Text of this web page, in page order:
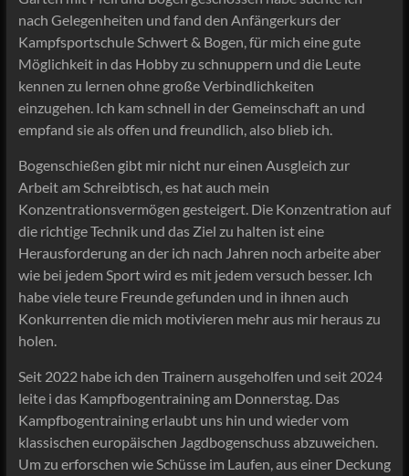
nach Gelegenheiten und fand den Anfängerkurs der
Kampfsportschule Schwert & Bogen, für mich eine gute
Möglichkeit in das Hobby zu schnuppern und die Leute
kennen zu lernen ohne große Verbindlichkeiten
einzugehen. Ich kam schnell in der Gemeinschaft an und
empfand sie als offen und freundlich, also blieb ich.
Bogenschießen gibt mir nicht nur einen Ausgleich zur
Arbeit am Schreibtisch, es hat auch mein
Konzentrationsvermögen gesteigert. Die Konzentration auf
die richtige Technik und das Ziel zu halten ist eine
Herausforderung an der ich nach Jahren noch arbeite aber
wie bei jedem Sport wird es mit jedem versuch besser. Ich
habe viele teure Freunde gefunden und in ihnen auch
Konkurrenten die mich motivieren mehr aus mir heraus zu
holen.
Seit 2022 habe ich den Trainern ausgeholfen und seit 2024
leite i das Kampfbogentraining am Donnerstag. Das
Kampfbogentraining erlaubt uns hin und wieder vom
klassischen europäischen Jagdbogenschuss abzuweichen.
Um zu erforschen wie Schüsse im Laufen, aus einer Deckung